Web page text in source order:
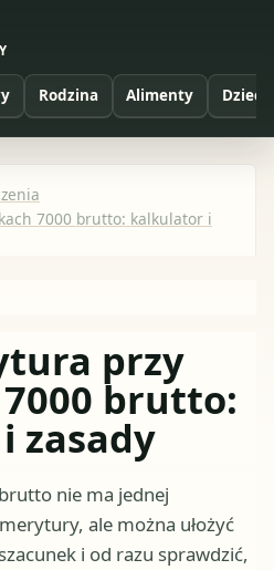
Rodzina Alimenty Dzieci
7000 brutto: kalkulator i
przy
brutto:
zasady
nie ma jednej
ale można ułożyć
i od razu sprawdzić,